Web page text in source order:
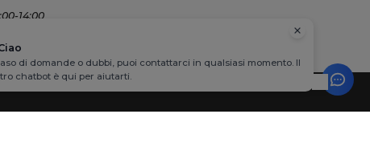
14:00
di domande o dubbi, puoi contattarci in qualsiasi momento. Il
chatbot è qui per aiutarti.